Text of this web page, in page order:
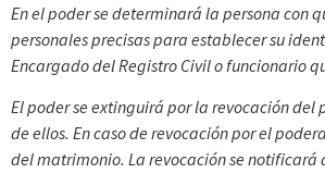
En el poder se determinará la persona con
personales precisas para establecer su
Encargado del Registro Civil o funcionario
El poder se extinguirá por la revocación
de ellos. En caso de revocación por el
del matrimonio. La revocación se